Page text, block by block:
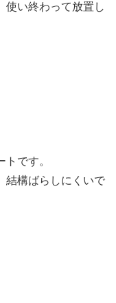
使い終わって放置し
です。
結構ばらしにくいで